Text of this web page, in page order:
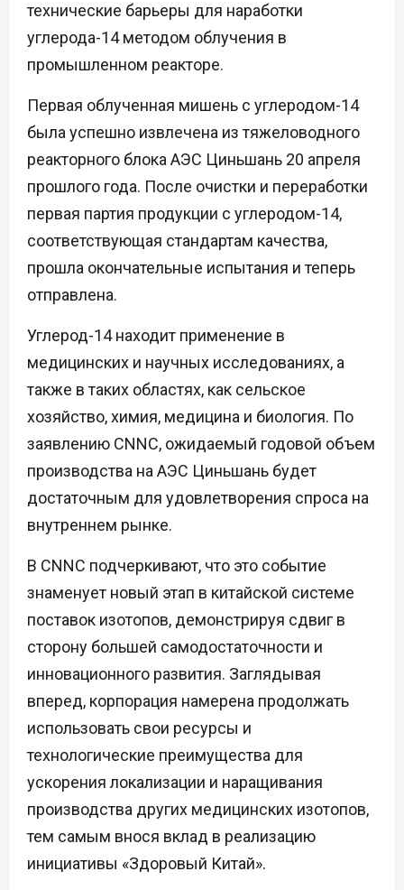
технические барьеры для наработки
углерода-14 методом облучения в
промышленном реакторе.
Первая облученная мишень с углеродом-14
была успешно извлечена из тяжеловодного
реакторного блока АЭС Циньшань 20 апреля
прошлого года. После очистки и переработки
первая партия продукции с углеродом-14,
соответствующая стандартам качества,
прошла окончательные испытания и теперь
отправлена.
Углерод-14 находит применение в
медицинских и научных исследованиях, а
также в таких областях, как сельское
хозяйство, химия, медицина и биология. По
заявлению CNNC, ожидаемый годовой объем
производства на АЭС Циньшань будет
достаточным для удовлетворения спроса на
внутреннем рынке.
В CNNC подчеркивают, что это событие
знаменует новый этап в китайской системе
поставок изотопов, демонстрируя сдвиг в
сторону большей самодостаточности и
инновационного развития. Заглядывая
вперед, корпорация намерена продолжать
использовать свои ресурсы и
технологические преимущества для
ускорения локализации и наращивания
производства других медицинских изотопов,
тем самым внося вклад в реализацию
инициативы «Здоровый Китай».